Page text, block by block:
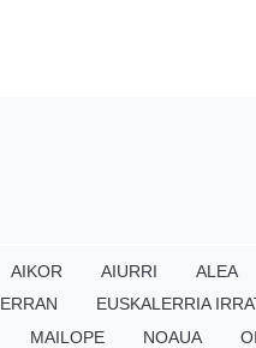
AIKOR AIURRI ALEA
ERRAN EUSKALERRIA
MAILOPE NOAUA